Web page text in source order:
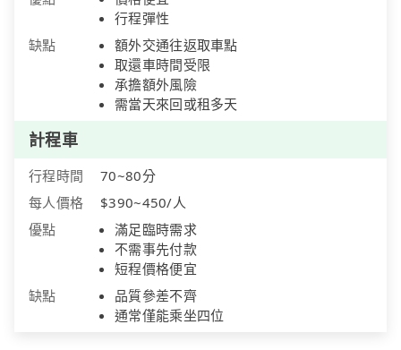
行程彈性
缺點
額外交通往返取車點
取還車時間受限
承擔額外風險
需當天來回或租多天
計程車
行程時間
70~80分
每人價格
$390~450/人
優點
滿足臨時需求
不需事先付款
短程價格便宜
缺點
品質參差不齊
通常僅能乘坐四位